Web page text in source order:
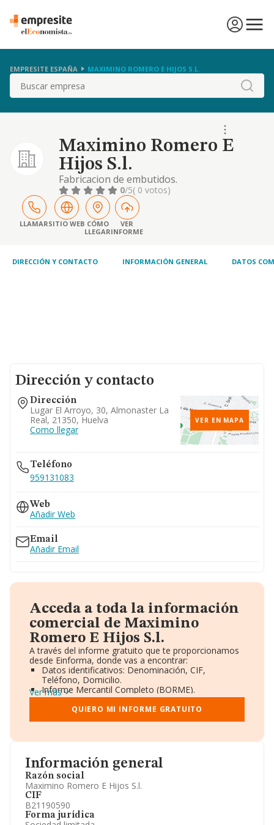
EMPRESITE ESPAÑA MAXIMINO ROMERO E HIJOS S.L.
Buscar
Maximino Romero E
Hijos S.l.
Fabricacion de embutidos.
0/5( 0 votos)
LLAMARSITIO WEB CÓMO
LLEGAR
VER
INFORME
DIRECCIÓN Y CONTACTO INFORMACIÓN GENERAL DATOS
Información general
Razón social
Maximino Romero E Hijos S.l.
CIF
B21190590
Forma jurídica
Dirección y contacto
Dirección
Lugar El Arroyo, 30, Almonaster La
Real, 21350, Huelva
Como llegar
VER EN MAPA
Teléfono
959131083
Web
Añadir Web
Email
Añadir Email
Acceda a toda la información
comercial de Maximino
Romero E Hijos S.l.
A través del informe gratuito que te proporcionamos
desde Einforma, donde vas a encontrar:
Datos identificativos: Denominación, CIF,
Teléfono, Domicilio.
Informe Mercantil Completo (BORME).
Gráficos de Evolución Ventas y Empleados.
Consejo de Administración y Administradores.
Directivos y Ejecutivos.
Información oficial y registral complementaria.
Ver más
QUIERO MI INFORME GRATUITO